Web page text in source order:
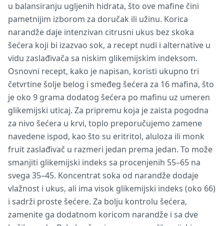
u balansiranju ugljenih hidrata, što ove mafine čini
pametnijim izborom za doručak ili užinu. Korica
narandže daje intenzivan citrusni ukus bez skoka
šećera koji bi izazvao sok, a recept nudi i alternative u
vidu zaslađivača sa niskim glikemijskim indeksom.
Osnovni recept, kako je napisan, koristi ukupno tri
četvrtine šolje belog i smeđeg šećera za 16 mafina, što
je oko 9 grama dodatog šećera po mafinu uz umeren
glikemijski uticaj. Za pripremu koja je zaista pogodna
za nivo šećera u krvi, toplo preporučujemo zamene
navedene ispod, kao što su eritritol, aluloza ili monk
fruit zaslađivač u razmeri jedan prema jedan. To može
smanjiti glikemijski indeks sa procenjenih 55–65 na
svega 35–45. Koncentrat soka od narandže dodaje
vlažnost i ukus, ali ima visok glikemijski indeks (oko 66)
i sadrži proste šećere. Za bolju kontrolu šećera,
zamenite ga dodatnom koricom narandže i sa dve